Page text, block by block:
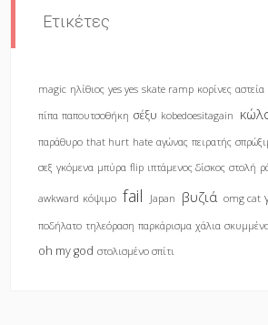
Ετικέτες
magic ηλίθιος yes yes skate ramp κορίνες
πίπα παπουτσοθήκη σέξυ kobedoesitagain
παράθυρο that hurt hate αγώνας πειρατής
σεξ γκόμενα μπύρα flip ιπτάμενος δίσκος στολή
awkward κόψιμο fail Japan βυζιά omg cat
ποδήλατο τηλεόραση παρκάρισμα χάλια
oh my god στολισμένο σπίτι